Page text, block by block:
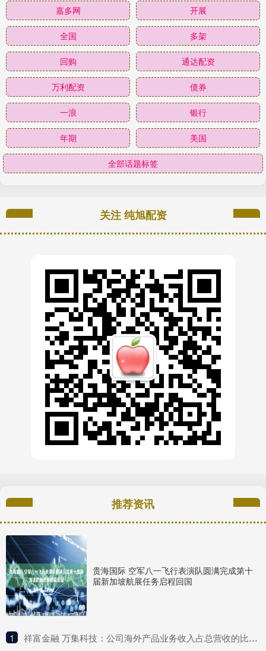
嘉多网 开展
全国 多架
回购 通达配资
万利配资 债券
一浪 银行
年期 美国
全部话题标签
关注 纯旭配资
推荐资讯
贵海国际 空军八一飞行表演队圆满完成第十
届新加坡航展任务启程回国
1 ​祥富金融 万集科技：公司海外产品业务收入占总营收的比例较低